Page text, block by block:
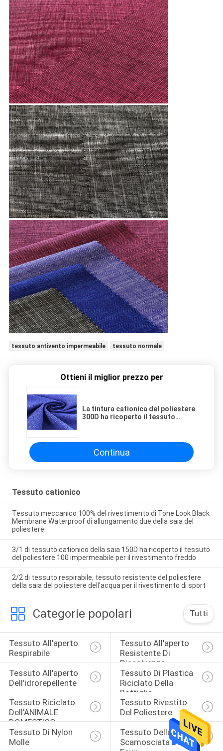
tessuto antivento impermeabile tessuto normale
Ottieni il miglior prezzo per
La tintura cationica del poliestere
300D ha ricoperto il tessuto
Continua
Tessuto cationico
Tessuto meccanico 100% del rivestimento di Tone Look Black
Membrane Waterproof di allungamento due della saia del
poliestere
3/1 di tessuto cationico della saia 150D ha ricoperto il tessuto
del poliestere 100 impermeabile per il rivestimento freddo
2/2 di tessuto respirabile, tessuto resistente del poliestere
della saia del poliestere dell'acqua per il rivestimento di sport
Categorie popolari Tutti
Tessuto All'aperto
Respirabile
Tessuto All'aperto
Resistente Di
Dissolvenza
Tessuto All'aperto
Dell'idrorepellente
Tessuto Di Plastica
Riciclato Della
Bottiglia
Tessuto Riciclato
Dell'ANIMALE
DOMESTICO
Tessuto Rivestito
Del Poliestere
Tessuto Di Nylon
Molle
Tessuto Della Pelle
Scamosciata Del